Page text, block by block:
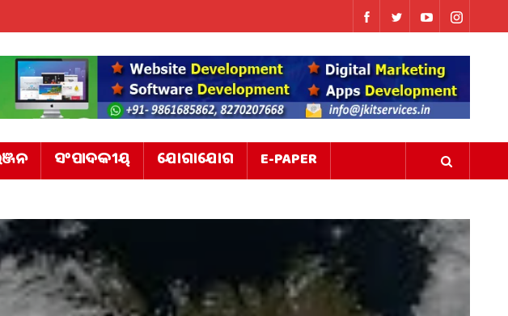
ସଂପାଦକୀୟ ଯୋଗାଯୋଗ E-PAPER